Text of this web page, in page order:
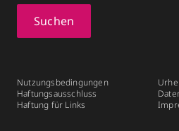
Suchen
Nutzungsbedingungen
Haftungsausschluss
Haftung für Links